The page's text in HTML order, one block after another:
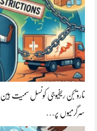
نارویجن ریفیوجی کونسل سمیت بین
سرگرمیوں پر…